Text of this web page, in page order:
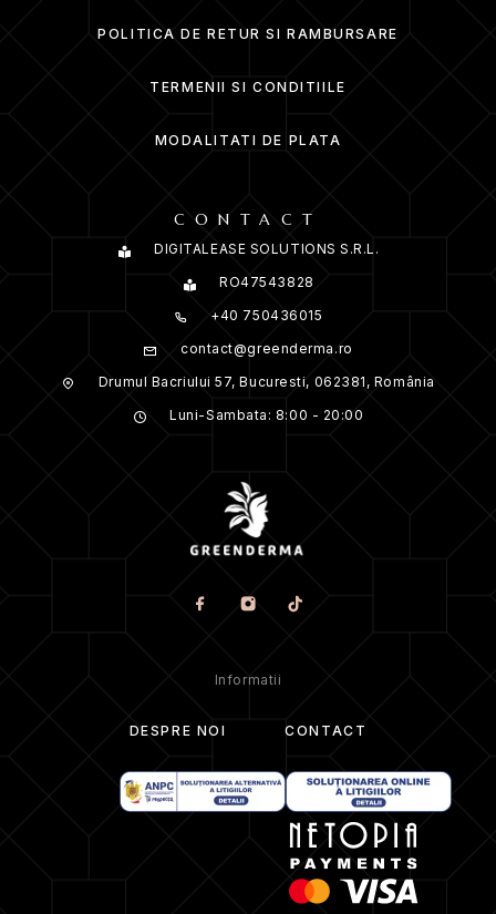
POLITICA DE RETUR SI RAMBURSARE
TERMENII SI CONDITIILE
MODALITATI DE PLATA
CONTACT
DIGITALEASE SOLUTIONS S.R.L.
RO47543828
+40 750436015
contact@greenderma.ro
Drumul Bacriului 57, Bucuresti, 062381, România
Luni-Sambata: 8:00 - 20:00
Informatii
DESPRE NOI CONTACT